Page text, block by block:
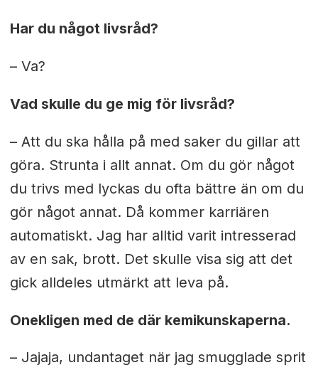
Har du något livsråd?
– Va?
Vad skulle du ge mig för livsråd?
– Att du ska hålla på med saker du gillar att
göra. Strunta i allt annat. Om du gör något
du trivs med lyckas du ofta bättre än om du
gör något annat. Då kommer karriären
automatiskt. Jag har alltid varit intresserad
av en sak, brott. Det skulle visa sig att det
gick alldeles utmärkt att leva på.
Onekligen med de där kemikunskaperna.
– Jajaja, undantaget när jag smugglade sprit